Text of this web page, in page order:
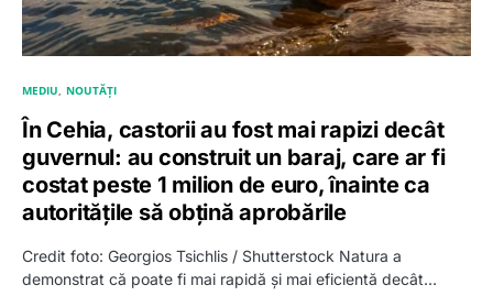
MEDIU NOUTĂȚI
În Cehia, castorii au fost mai rapizi decât
guvernul: au construit un baraj, care ar fi
costat peste 1 milion de euro, înainte ca
autoritățile să obțină aprobările
Credit foto: Georgios Tsichlis / Shutterstock Natura a
demonstrat că poate fi mai rapidă și mai eficientă decât…